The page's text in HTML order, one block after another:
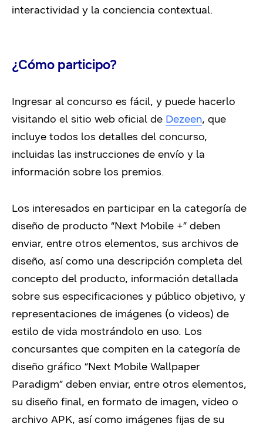
interactividad y la conciencia contextual.
¿Cómo participo?
Ingresar al concurso es fácil, y puede hacerlo
visitando el sitio web oficial de Dezeen, que
incluye todos los detalles del concurso,
incluidas las instrucciones de envío y la
información sobre los premios.
Los interesados en participar en la categoría de
diseño de producto “Next Mobile +” deben
enviar, entre otros elementos, sus archivos de
diseño, así como una descripción completa del
concepto del producto, información detallada
sobre sus especificaciones y público objetivo, y
representaciones de imágenes (o videos) de
estilo de vida mostrándolo en uso. Los
concursantes que compiten en la categoría de
diseño gráfico “Next Mobile Wallpaper
Paradigm” deben enviar, entre otros elementos,
su diseño final, en formato de imagen, video o
archivo APK, así como imágenes fijas de su